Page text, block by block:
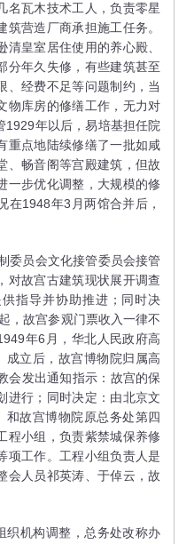
名瓦木技术工人，负责零星
营造厂商承担施工任务。
皇室居住使用的养心殿、
分年久失修，有些建筑甚至
、经费不足等问题制约，当
物库房的修缮工作，无力对
1929年以后，易培基担任院
重点地陆续修缮了一批如咸
、畅音阁等宫殿建筑，但故
一步优化调整，大规模的修
在1948年3月两馆合并后，
员会文化接管委员会接管
对故宫古建筑现状展开调查
指导并协助推进；同时决
，故宫参观门票收入一律不
年6月，华北人民政府高
成立后，故宫博物院归属高
会发出通知指示：故宫的保
进行；同时决定：由北京文
和故宫博物院原总务处第四
程小组，负责紫禁城保养修
项工作。工程小组负责人是
会人员祁英涛、于倬云，故
机构调整，总务处改称办